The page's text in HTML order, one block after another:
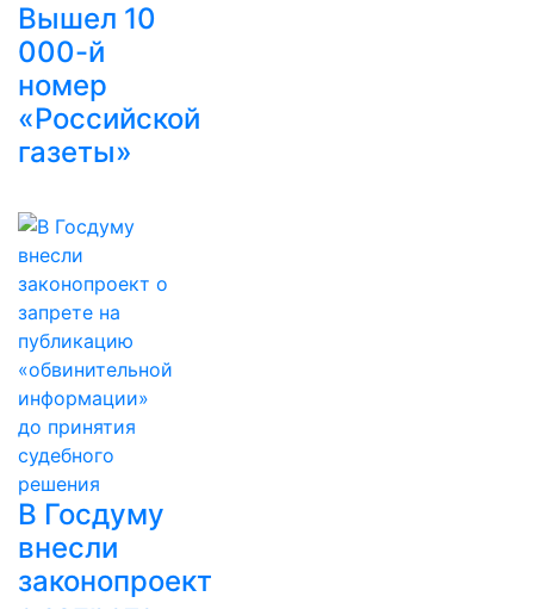
Вышел 10
000-й
номер
«Российской
газеты»
В Госдуму
внесли
законопроект